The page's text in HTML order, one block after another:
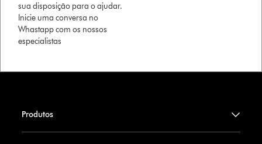
sua disposição para o ajudar.
Inicie uma conversa no
Whastapp com os nossos
especialistas
Produtos